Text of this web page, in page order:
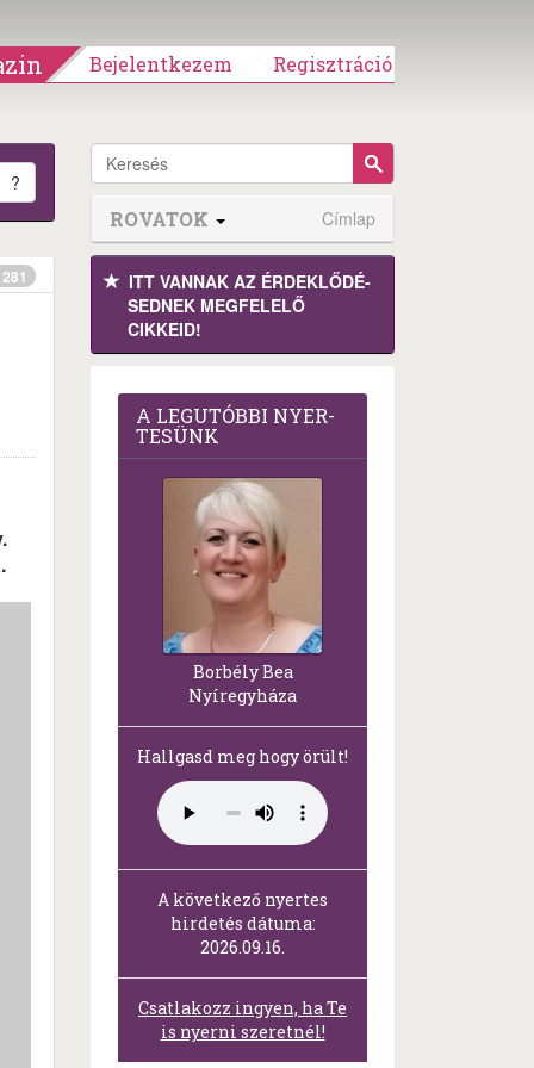
Bejelentkezem Regisztráció
?
281
ROVATOK Címlap
ITT VANNAK AZ ÉRDEK­LŐDÉ­
SEDNEK MEGFE­LELŐ
CIKKEID!
A LEG­U­TÓB­BI NYER­
TE­SÜNK
Borbély Bea
Nyíregyháza
Hallgasd meg hogy örült!
A következő nyertes
hirdetés dátuma:
2026.09.16.
Csatlakozz ingyen, ha Te
is nyerni szeretnél!